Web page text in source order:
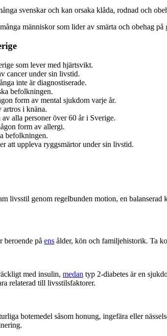
svenskar och kan orsaka klåda, rodnad och
människor som lider av smärta och obehag
som lever med hjärtsvikt.
cancer under sin livstid.
inte är diagnostiserade.
befolkningen.
form av mental sjukdom varje år.
artros i knäna.
alla personer över 60 år i Sverige.
form av allergi.
befolkningen.
att uppleva ryggsmärtor under sin livstid.
livsstil genom regelbunden motion, en
beroende på ens ålder, kön och familjehistorik. Ta
med insulin, medan typ 2-diabetes är en
relaterad till livsstilsfaktorer.
botemedel såsom honung, ingefära eller